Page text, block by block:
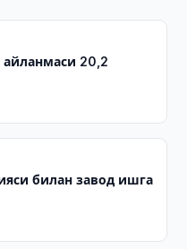
айланмаси 20,2
билан завод ишга